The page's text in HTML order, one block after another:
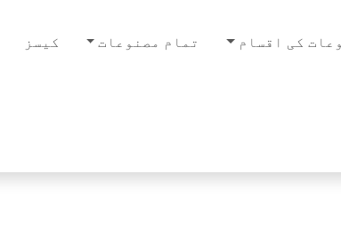
کی اقسام تمام مصنوعات کیسز